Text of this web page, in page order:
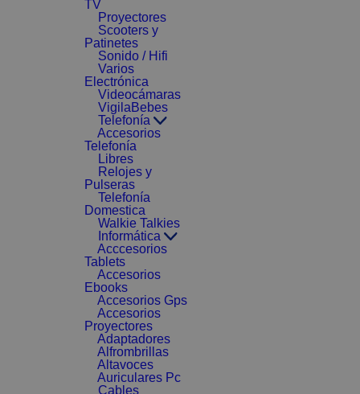
TV
Proyectores
Scooters y
Patinetes
Sonido / Hifi
Varios
Electrónica
Videocámaras
VigilaBebes
Telefonía
Accesorios
Telefonía
Libres
Relojes y
Pulseras
Telefonía
Domestica
Walkie Talkies
Informática
Acccesorios
Tablets
Accesorios
Ebooks
Accesorios Gps
Accesorios
Proyectores
Adaptadores
Alfrombrillas
Altavoces
Auriculares Pc
Cables